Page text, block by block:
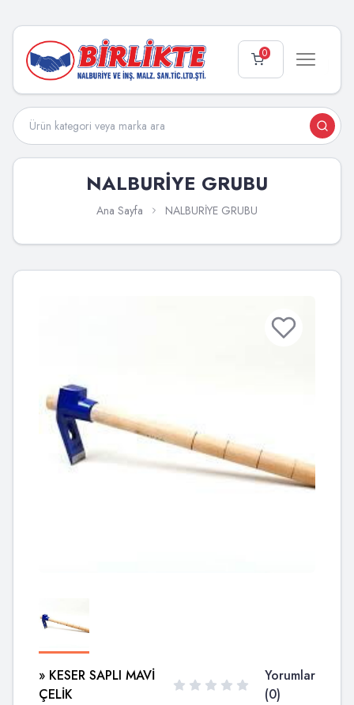
0
NALBURİYE GRUBU
Ana Sayfa NALBURİYE GRUBU
» KESER SAPLI MAVİ
ÇELİK
Yorumlar
(0)